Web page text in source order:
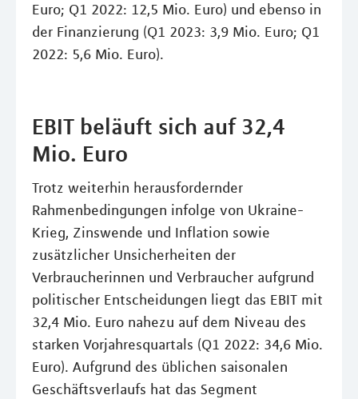
Euro; Q1 2022: 12,5 Mio. Euro) und ebenso in
der Finanzierung (Q1 2023: 3,9 Mio. Euro; Q1
2022: 5,6 Mio. Euro).
EBIT beläuft sich auf 32,4
Mio. Euro
Trotz weiterhin herausfordernder
Rahmenbedingungen infolge von Ukraine-
Krieg, Zinswende und Inflation sowie
zusätzlicher Unsicherheiten der
Verbraucherinnen und Verbraucher aufgrund
politischer Entscheidungen liegt das EBIT mit
32,4 Mio. Euro nahezu auf dem Niveau des
starken Vorjahresquartals (Q1 2022: 34,6 Mio.
Euro). Aufgrund des üblichen saisonalen
Geschäftsverlaufs hat das Segment